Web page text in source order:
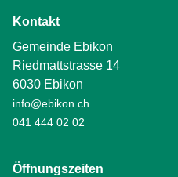
Kontakt
Gemeinde Ebikon
Riedmattstrasse 14
6030 Ebikon
info@ebikon.ch
041 444 02 02
Öffnungszeiten